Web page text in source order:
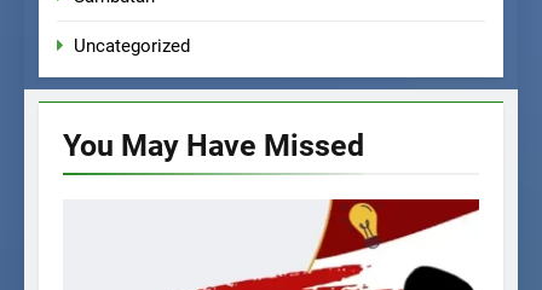
Uncategorized
You May Have Missed
BERITA SEKOLAH